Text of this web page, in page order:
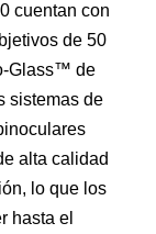
cuentan con
de 50
Glass™ de
sistemas de
alta calidad
lo que los
hasta el